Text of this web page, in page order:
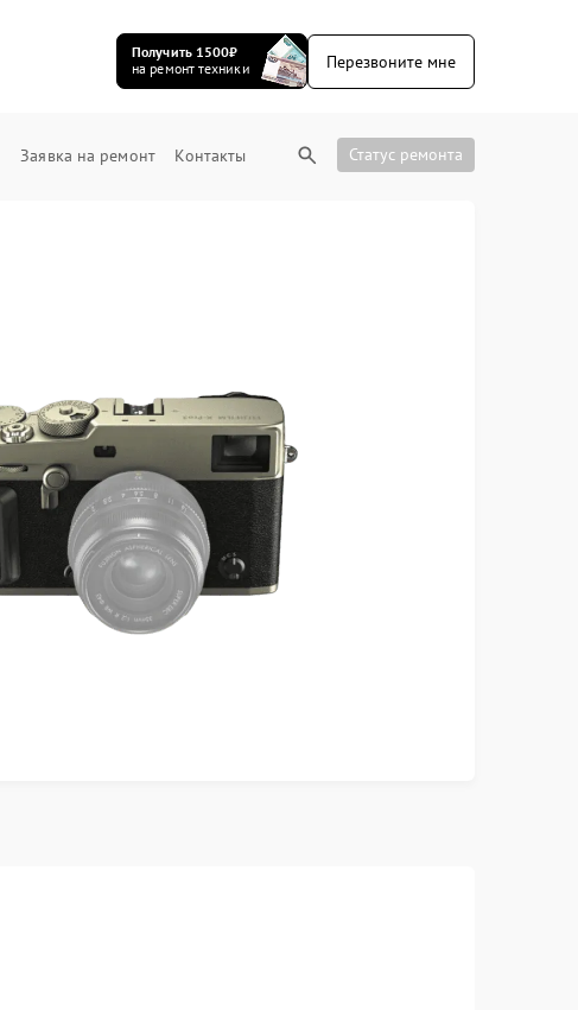
Получить 1500₽
на ремонт техники
Перезвоните мне
Заявка на ремонт Контакты Статус ремонта